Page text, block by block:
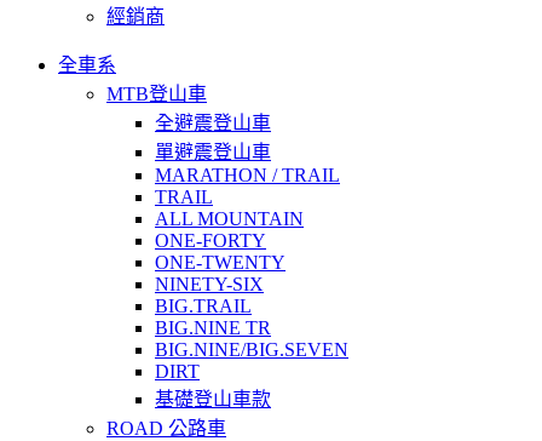
經銷商
全車系
MTB登山車
全避震登山車
單避震登山車
MARATHON / TRAIL
TRAIL
ALL MOUNTAIN
ONE-FORTY
ONE-TWENTY
NINETY-SIX
BIG.TRAIL
BIG.NINE TR
BIG.NINE/BIG.SEVEN
DIRT
基礎登山車款
ROAD 公路車